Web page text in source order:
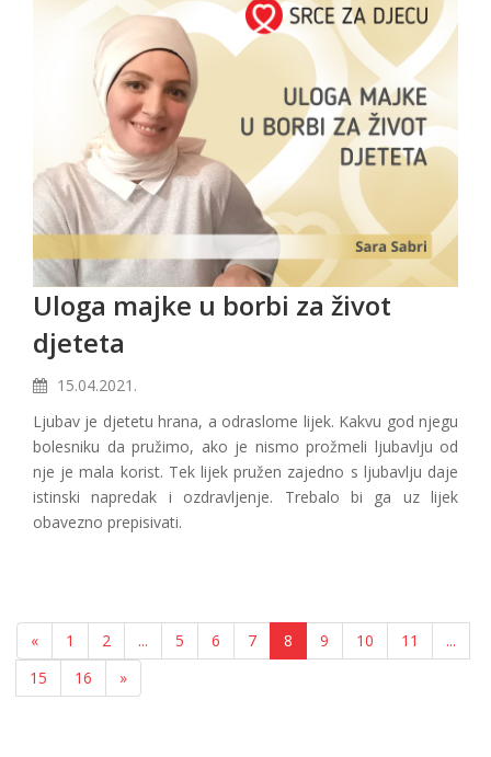
Uloga majke u borbi za život
djeteta
15.04.2021.
Ljubav je djetetu hrana, a odraslome lijek. Kakvu god njegu
bolesniku da pružimo, ako je nismo prožmeli ljubavlju od
nje je mala korist. Tek lijek pružen zajedno s ljubavlju daje
istinski napredak i ozdravljenje. Trebalo bi ga uz lijek
obavezno prepisivati.
« 1 2 ... 5 6 7 8 9 10 11
...
15
16 »